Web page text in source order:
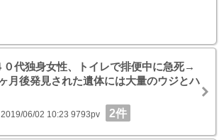
０代独身女性、トイレで排便中に急死→
月後発見された遺体には大量のウジとハ
2019/06/02 10:23 9793pv 2件